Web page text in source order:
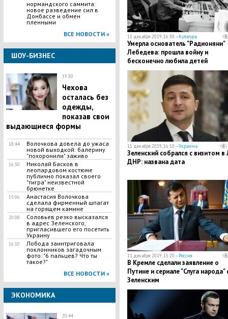
нормандского саммита:
новое разведение сил в
Донбассе и обмен
пленными
ВСЕ НОВОСТИ »
ШОУ-БИЗНЕС
19:30
Чехова
осталась без
одежды,
показав свои
выдающиеся формы
18:44
Волочкова довела до ужаса
новой выходкой: балерину
"похоронили" заживо
16:30
Николай Басков в
леопардовом костюме
публично показал своего
"тигра" неизвестной
брюнетке
15:06
Анастасия Волочкова
сделала фирменный шпагат
на горящем камине
20:08
​Соловьев резко высказался
в адрес Зеленского,
пригласившего его посетить
Украину
16:10
​Лобода заинтриговала
поклонников загадочным
фото: "6 пальцев? Что ты
такое?"
ВСЕ НОВОСТИ »
ЭКОНОМИКА
20:44
11 декабря 2019, 16:30 —Культура
Умерла основатель "Радионяни"
Лебедева: прошла войну и
бесконечно любила детей
11 декабря 2019, 16:10 —Украина
​Зеленский собрался с визитом в
ДНР: названа дата
11 декабря 2019, 15:20 —Россия
​В Кремле сделали заявление о
Путине и сериале "Слуга народа"
Зеленским